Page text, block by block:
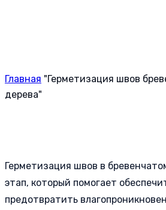
Главная "Герметизация швов
дерева"
Герметизация швов в
этап, который помогает
предотвратить